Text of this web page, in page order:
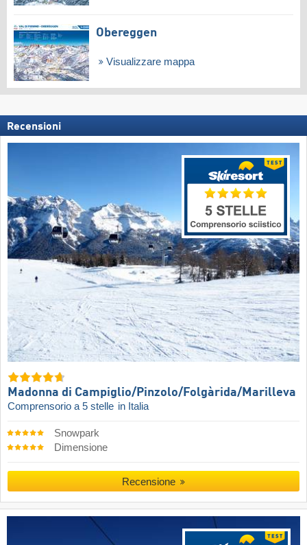
Obereggen
Visualizzare mappa
Recensioni
Madonna di Campiglio/​Pinzolo/​Folgàrida/​Marilleva
Comprensorio a 5 stelle in Italia
Snowpark
Dimensione
Recensione